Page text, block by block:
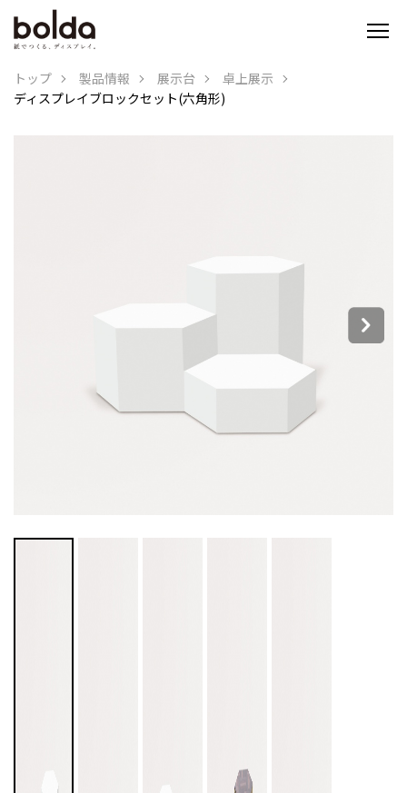
トップ 製品情報 展示台
卓上展示
ディスプレイブロックセット(六角形)